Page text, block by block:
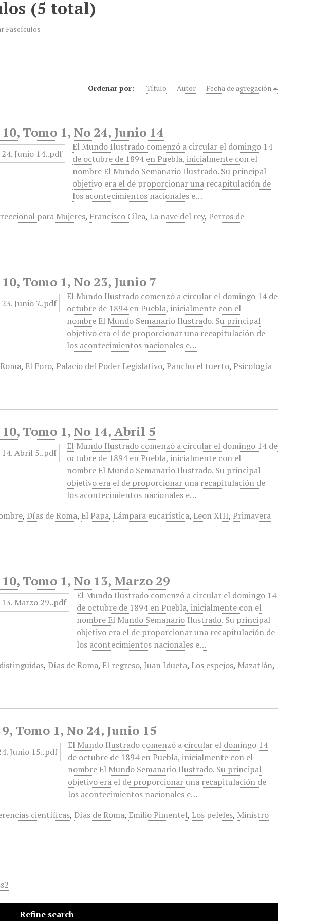
(5 total)
Fascículos
Ordenar por: Título Autor Fecha de agregación
Tomo 1, No 24, Junio 14
El Mundo Ilustrado comenzó a circular el domingo 14
de octubre de 1894 en Puebla, inicialmente con el
nombre El Mundo Semanario Ilustrado. Su principal
objetivo era el de proporcionar una recapitulación de
los acontecimientos nacionales e…
para Mujeres, Francisco Cilea, La nave del rey, Perros de
Tomo 1, No 23, Junio 7
El Mundo Ilustrado comenzó a circular el domingo 14 de
octubre de 1894 en Puebla, inicialmente con el
nombre El Mundo Semanario Ilustrado. Su principal
objetivo era el de proporcionar una recapitulación de
los acontecimientos nacionales e…
, El Foro, Palacio del Poder Legislativo, Pancho el tuerto, Psicología
Tomo 1, No 14, Abril 5
El Mundo Ilustrado comenzó a circular el domingo 14 de
octubre de 1894 en Puebla, inicialmente con el
nombre El Mundo Semanario Ilustrado. Su principal
objetivo era el de proporcionar una recapitulación de
los acontecimientos nacionales e…
, Días de Roma, El Papa, Lámpara eucarística, Leon XIII, Primavera
Tomo 1, No 13, Marzo 29
El Mundo Ilustrado comenzó a circular el domingo 14
de octubre de 1894 en Puebla, inicialmente con el
nombre El Mundo Semanario Ilustrado. Su principal
objetivo era el de proporcionar una recapitulación de
los acontecimientos nacionales e…
, Días de Roma, El regreso, Juan Idueta, Los espejos, Mazatlán,
Tomo 1, No 24, Junio 15
El Mundo Ilustrado comenzó a circular el domingo 14
de octubre de 1894 en Puebla, inicialmente con el
nombre El Mundo Semanario Ilustrado. Su principal
objetivo era el de proporcionar una recapitulación de
los acontecimientos nacionales e…
científicas, Días de Roma, Emilio Pimentel, Los peleles, Ministro
Refine search